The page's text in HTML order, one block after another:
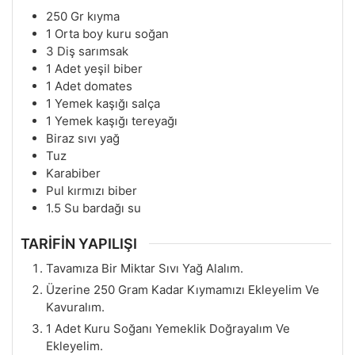
250 Gr kıyma
1 Orta boy kuru soğan
3 Diş sarımsak
1 Adet yeşil biber
1 Adet domates
1 Yemek kaşığı salça
1 Yemek kaşığı tereyağı
Biraz sıvı yağ
Tuz
Karabiber
Pul kırmızı biber
1.5 Su bardağı su
TARİFİN YAPILIŞI
Tavamıza Bir Miktar Sıvı Yağ Alalım.
Üzerine 250 Gram Kadar Kıymamızı Ekleyelim Ve
Kavuralım.
1 Adet Kuru Soğanı Yemeklik Doğrayalım Ve
Ekleyelim.